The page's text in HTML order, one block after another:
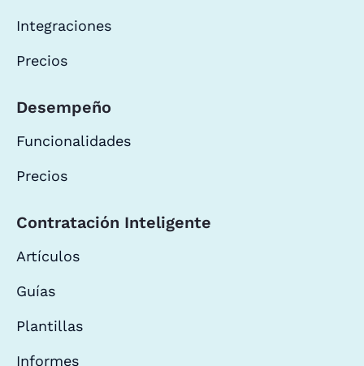
Integraciones
Precios
Desempeño
Funcionalidades
Precios
Contratación Inteligente
Artículos
Guías
Plantillas
Informes